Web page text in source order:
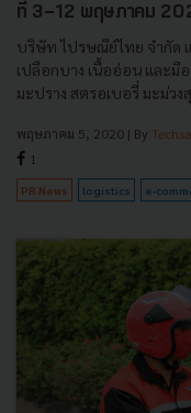
ที่ 3-12 พฤษภาคม
บริษัท ไปรษณีย์ไทย จำกัด
เปลือกบาง เนื้ออ่อน และมี
มะปราง สตรอเบอรี่ มะม่วงสุ
พฤษภาคม 5, 2020 | By
1
PR News logistics e-